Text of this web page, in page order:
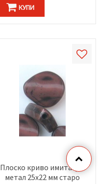
КУПИ
Плоско криво имитация
метал 25x22 мм старо